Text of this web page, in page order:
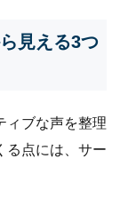
見える3つ
ィブな声を整理
る点には、サー